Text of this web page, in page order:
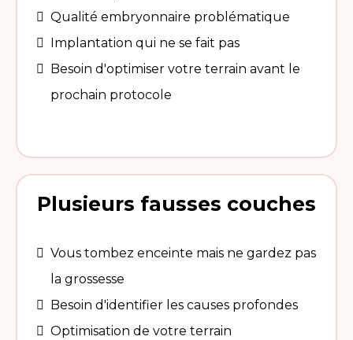
Qualité embryonnaire problématique
Implantation qui ne se fait pas
Besoin d'optimiser votre terrain avant le
prochain protocole
Plusieurs fausses couches
Vous tombez enceinte mais ne gardez pas
la grossesse
Besoin d'identifier les causes profondes
Optimisation de votre terrain